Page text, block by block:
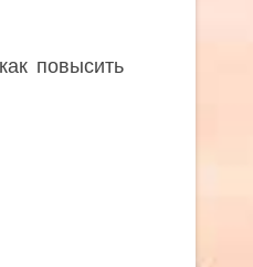
повысить